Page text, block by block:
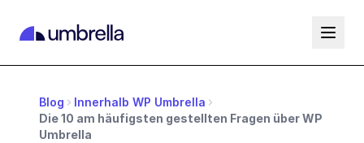
Blog
Innerhalb WP Umbrella
Die 10 am häufigsten gestellten Fragen über WP
Umbrella